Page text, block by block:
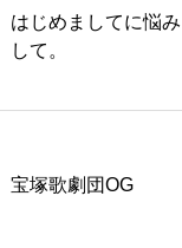
はじめましてに悩み
して。
宝塚歌劇団OG